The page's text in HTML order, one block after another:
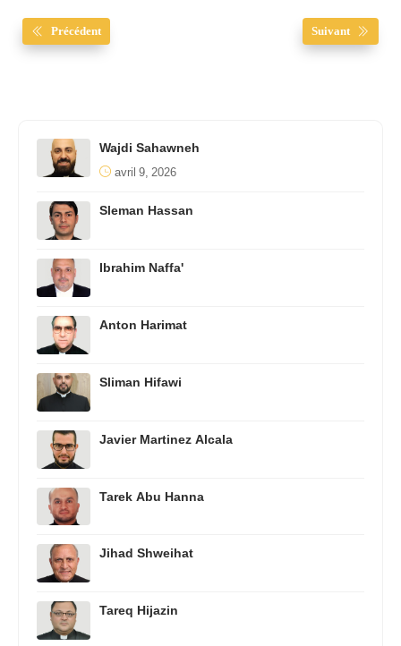
Précédent Suivant
Wajdi Sahawneh
avril 9, 2026
Sleman Hassan
Ibrahim Naffa'
Anton Harimat
Sliman Hifawi
Javier Martinez Alcala
Tarek Abu Hanna
Jihad Shweihat
Tareq Hijazin